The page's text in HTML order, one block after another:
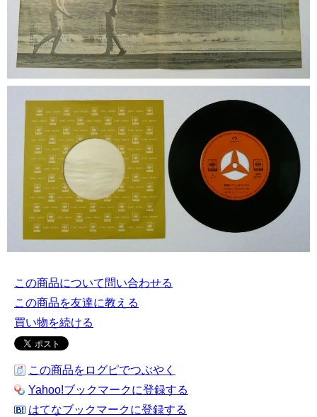
この商品について問い合わせる
この商品を友達に教える
買い物を続ける
この商品をログピでつぶやく
Yahoo!ブックマークに登録する
はてなブックマークに登録する